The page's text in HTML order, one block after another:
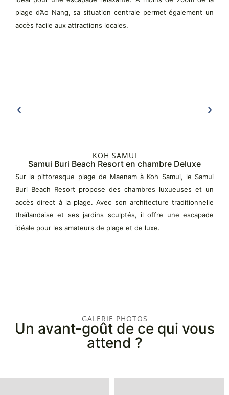
plage d’Ao Nang, sa situation centrale permet également un
accès facile aux attractions locales.
KOH SAMUI
Samui Buri Beach Resort en chambre Deluxe
Sur la pittoresque plage de Maenam à Koh Samui, le Samui
Buri Beach Resort propose des chambres luxueuses et un
accès direct à la plage. Avec son architecture traditionnelle
thaïlandaise et ses jardins sculptés, il offre une escapade
idéale pour les amateurs de plage et de luxe.
GALERIE PHOTOS
Un avant-goût de ce qui vous
attend ?